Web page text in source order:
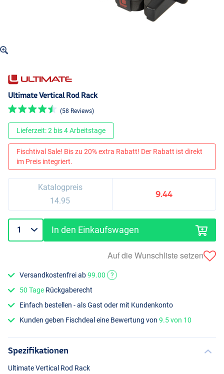
Ultimate Vertical Rod Rack
(58 Reviews)
Lieferzeit: 2 bis 4 Arbeitstage
Fischtival Sale! Bis zu 20% extra Rabatt! Der Rabatt ist direkt
im Preis integriert.
Katalogpreis
14.95
9.44
In den Einkaufswagen
Auf die Wunschliste setzen
Versandkostenfrei ab99.00
?
50 Tage Rückgaberecht
Einfach bestellen - als Gast oder mit Kundenkonto
Kunden geben Fischdeal eine Bewertung von9.5 von 10
Spezifikationen
Ultimate Vertical Rod Rack